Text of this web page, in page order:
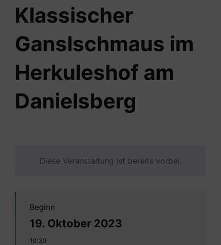
Klassischer
Ganslschmaus im
Herkuleshof am
Danielsberg
Diese Veranstaltung ist bereits vorbei.
Beginn
19. Oktober 2023
10:30